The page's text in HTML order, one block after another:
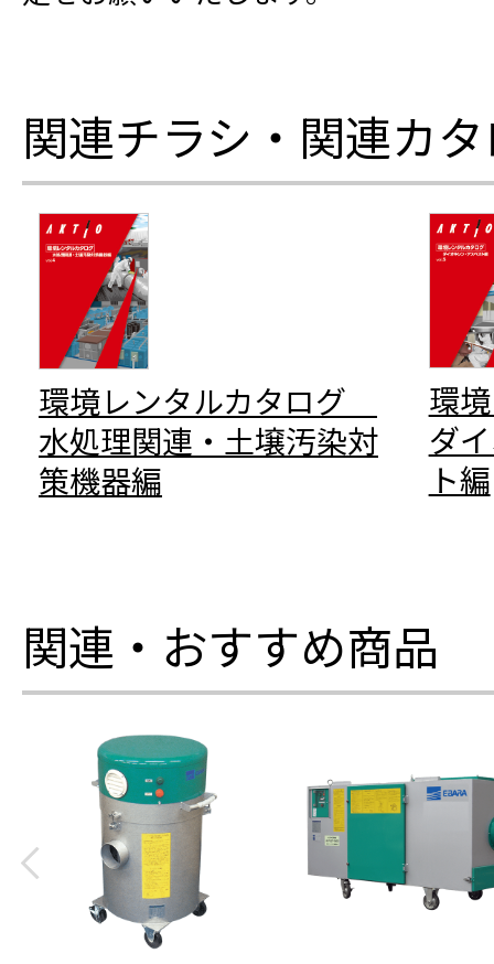
関連チラシ・関連カ
環境レンタルカタログ
水処理関連・土壌汚染対
策機器編
環
ダ
ト編
関連・おすすめ商品